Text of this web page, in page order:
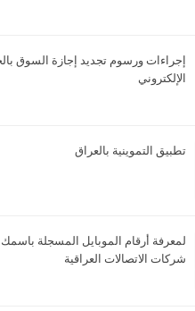
إجراءات ورسوم تجديد إجازة السوق
الإلكتروني
تطبيق التموينية بالعراق
لمعرفة أرقام الموبايل المسجلة
شركات الاتصالات العراقية